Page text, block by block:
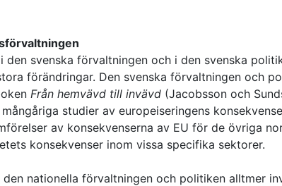
svenska förvaltningen och i den svenska
förändringar. Den svenska förvaltningen och
Från hemvävd till invävd (Jacobsson och
studier av europeiseringens
av konsekvenserna av EU för de övriga
konsekvenser inom vissa specifika sektorer.
nationella förvaltningen och politiken alltmer